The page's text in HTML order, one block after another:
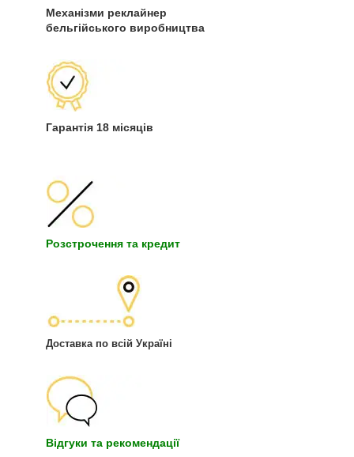
Механізми реклайнер
бельгійського виробництва
Гарантія 18 місяців
Розстрочення та кредит
Доставка по всій Україні
Відгуки та рекомендації